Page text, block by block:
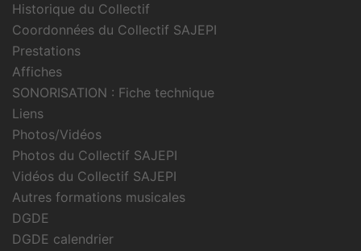
Historique du Collectif
Coordonnées du Collectif SAJEPI
Prestations
Affiches
SONORISATION : Fiche technique
Liens
Photos/Vidéos
Photos du Collectif SAJEPI
Vidéos du Collectif SAJEPI
Autres formations musicales
DGDE
DGDE calendrier